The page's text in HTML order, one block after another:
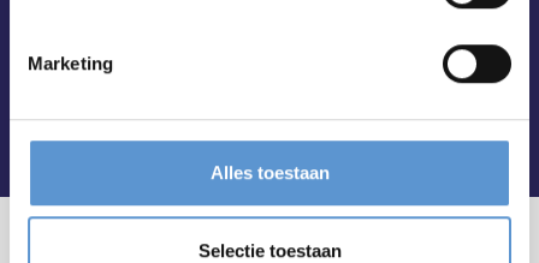
Marketing
Alles toestaan
Selectie toestaan